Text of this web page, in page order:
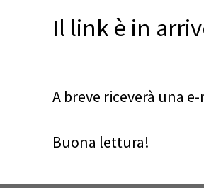
Il link è in
A breve riceverà una
Buona lettura!